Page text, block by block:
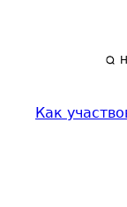
Как